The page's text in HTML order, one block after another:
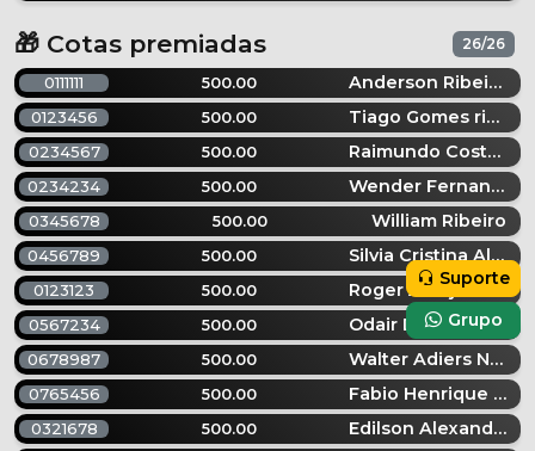
🎁 Cotas premiadas 26/26
0111111 500.00 Anderson Ribeiro
0123456 500.00 Tiago Gomes ribeiro
0234567 500.00 Raimundo Costa de cirqueira
0234234 500.00 Wender Fernandes de Souza
0345678 500.00 William Ribeiro
0456789 500.00 Silvia Cristina Alberto Rodrigues Rodrigues
0123123 500.00 Roger Araújo de meneses
0567234 500.00 Odair Diego Valiente Segóvia
0678987 500.00 Walter Adiers Neto
0765456 500.00 Fabio Henrique Camargo lima
0321678 500.00 Edilson Alexandre De Oliveira Alexandre De Oliveira
Suporte
Grupo